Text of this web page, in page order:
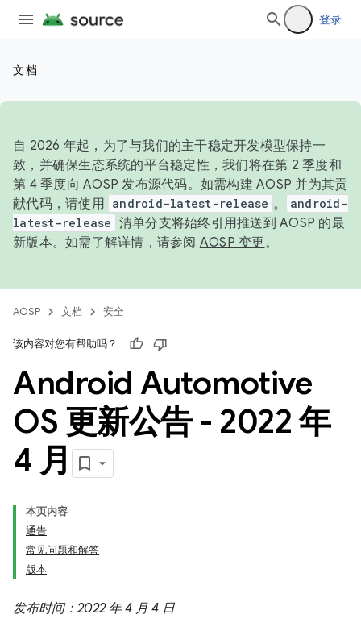
登录
文档
自 2026 年起，为了与我们的主干稳定开发模型保持一
致，并确保生态系统的平台稳定性，我们将在第 2 季度和
第 4 季度向 AOSP 发布源代码。如需构建 AOSP 并为其贡
献代码，请使用 android-latest-release 。
android-
latest-release 清单分支将始终引用推送到 AOSP 的最
新版本。如需了解详情，请参阅 AOSP 变更。
AOSP 文档 安全
该内容对您有帮助吗？
Android Automotive
OS 更新公告 - 2022 年
4 月
本页内容
通告
常见问题和解答
版本
发布时间：2022 年 4 月 4 日